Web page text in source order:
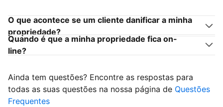
O que acontece se um cliente danificar a minha
propriedade?
Quando é que a minha propriedade fica on-
line?
Ainda tem questões? Encontre as respostas para
todas as suas questões na nossa página de Questões
Frequentes